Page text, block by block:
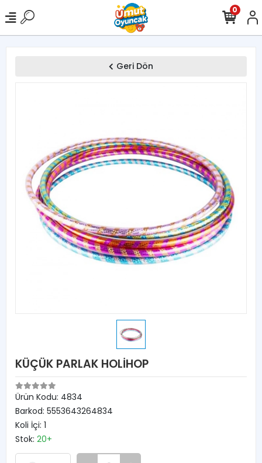
0
Geri Dön
KÜÇÜK PARLAK HOLİHOP
Ürün Kodu: 4834
Barkod: 5553643264834
Koli İçi: 1
Stok: 20+